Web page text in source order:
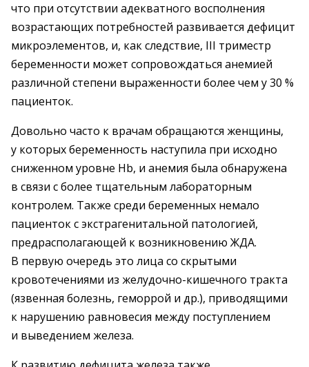
что при отсутствии адекватного восполнения
возрастающих потребностей развивается дефицит
микроэлементов, и, как следствие, ІІІ триместр
беременности может сопровождаться анемией
различной степени выраженности более чем у 30 %
пациенток.
Довольно часто к врачам обращаются женщины,
у которых беременность наступила при исходно
сниженном уровне Hb, и анемия была обнаружена
в связи с более тщательным лабораторным
контролем. Также среди беременных немало
пациенток с экстрагенитальной патологией,
предрасполагающей к возникновению ЖДА.
В первую очередь это лица со скрытыми
кровотечениями из желудочно-кишечного тракта
(язвенная болезнь, геморрой и др.), приводящими
к нарушению равновесия между поступлением
и выведением железа.